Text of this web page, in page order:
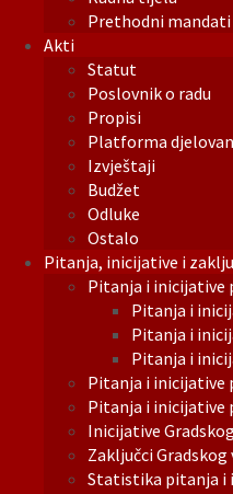
Prethodni mandati
Akti
Statut
Poslovnik o radu
Propisi
Platforma
Izvještaji
Budžet
Odluke
Ostalo
Pitanja, inicijative i
Pitanja i inicijative
Pitanja i
Pitanja i
Pitanja i
Pitanja i inicijative
Pitanja i inicijative
Inicijative
Zaključci Gradskog
Statistika pitanja i